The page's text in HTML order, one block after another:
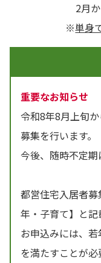
2月
※単身
重要なお知らせ
令和8年8月上旬
募集を行います。
今後、随時不定期
都営住宅入居者
年・子育て】と記
お申込みには、
を満たすことが必